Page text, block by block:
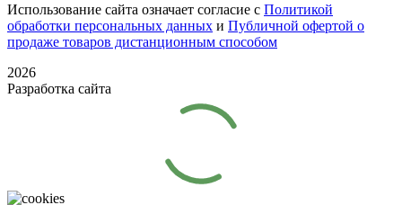
Использование сайта означает согласие с Политикой
обработки персональных данных и Публичной офертой о
продаже товаров дистанционным способом
2026
Разработка сайта